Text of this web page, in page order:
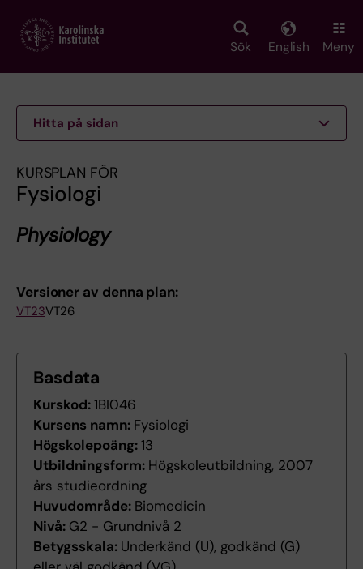
main
Sök English Meny
Hitta på sidan
KURSPLAN FÖR
Fysiologi
Physiology
Versioner av denna plan:
VT23VT26
Basdata
Kurskod:1BI046
Kursens namn: Fysiologi
Högskolepoäng:13
Utbildningsform: Högskoleutbildning, 2007
års studieordning
Huvudområde: Biomedicin
Nivå: G2 - Grundnivå 2
Betygsskala: Underkänd (U), godkänd (G)